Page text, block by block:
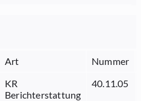
Art Nummer
KR
Berichterstattung
40.11.05